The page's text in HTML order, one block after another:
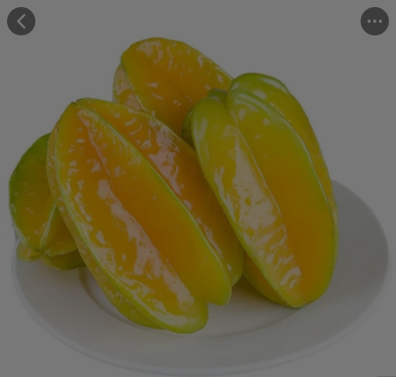
Những người đã mua cảm thấy
"Hương vị tuyệt vời"